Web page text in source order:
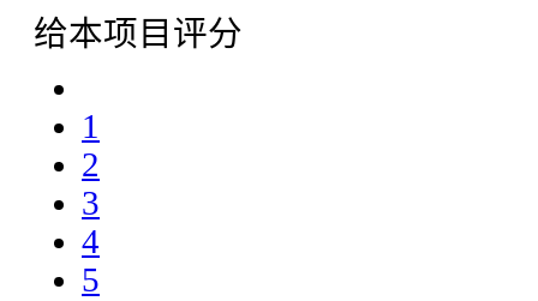
给本项目评分
1
2
3
4
5